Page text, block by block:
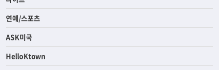
연예/스포츠
ASK미국
HelloKtown